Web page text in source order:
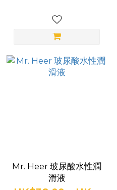
Mr. Heer 玻尿酸水性潤
滑液